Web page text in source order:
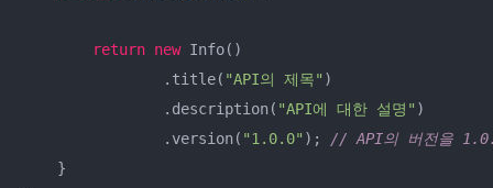
return new Info()
                .title(
"API의 제목" )
                .description(
"API에 대한 설명" )
                .version(
"1.0.0" ); // API의 버전을
    }